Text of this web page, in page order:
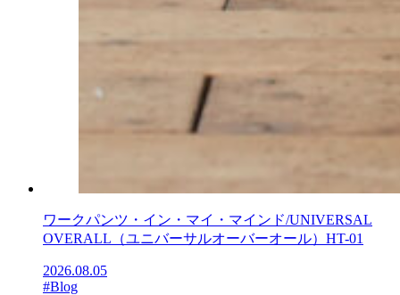
ワークパンツ・イン・マイ・マインド/UNIVERSAL
OVERALL（ユニバーサルオーバーオール）HT-01
2026.08.05
#Blog